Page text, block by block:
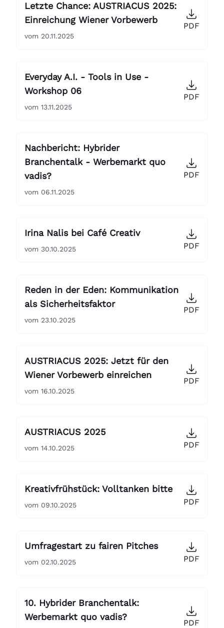
Letzte Chance: AUSTRIACUS 2025:
Einreichung Wiener Vorbewerb
vom 20.11.2025
PDF
Everyday A.I. - Tools in Use -
Workshop 06
vom 13.11.2025
PDF
Nachbericht: Hybrider
Branchentalk - Werbemarkt quo
vadis?
vom 06.11.2025
PDF
Irina Nalis bei Café Creativ
vom 30.10.2025 PDF
Reden in der Eden: Kommunikation
als Sicherheitsfaktor
vom 23.10.2025
PDF
AUSTRIACUS 2025: Jetzt für den
Wiener Vorbewerb einreichen
vom 16.10.2025
PDF
AUSTRIACUS 2025
vom 14.10.2025 PDF
Kreativfrühstück: Volltanken bitte
vom 09.10.2025 PDF
Umfragestart zu fairen Pitches
vom 02.10.2025 PDF
10. Hybrider Branchentalk:
Werbemarkt quo vadis?
PDF